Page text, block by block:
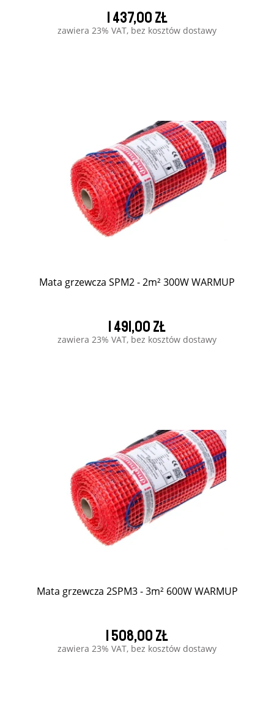
1 437,00 zł
zawiera 23% VAT, bez kosztów dostawy
Mata grzewcza SPM2 - 2m² 300W WARMUP
1 491,00 zł
zawiera 23% VAT, bez kosztów dostawy
Mata grzewcza 2SPM3 - 3m² 600W WARMUP
1 508,00 zł
zawiera 23% VAT, bez kosztów dostawy